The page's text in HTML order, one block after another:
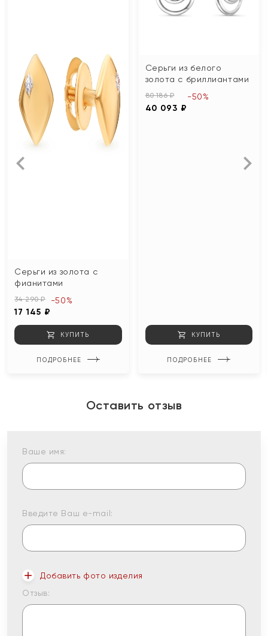
Серьги из золота с
фианитами
34 290 ₽
17 145 ₽
-50%
КУПИТЬ
ПОДРОБНЕЕ
Серьги из белого
золота с бриллиантами
80 186 ₽
40 093 ₽
-50%
КУПИТЬ
ПОДРОБНЕЕ
Оставить отзыв
Ваше имя:
Введите Ваш e-mail:
Добавить фото изделия
Отзыв: